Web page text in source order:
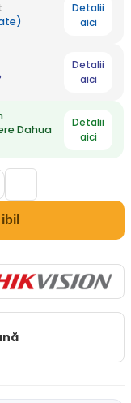
Detalii
aici
Detalii
aici
Dahua
Detalii
aici